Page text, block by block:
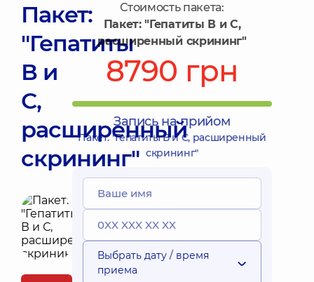
Пакет:
"Гепатиты
В и
С,
расширенный
скрининг"
Стоимость пакета:
Пакет: "Гепатиты В и С,
расширенный скрининг"
8790 грн
Запись на прийом
Пакет: "Гепатиты В и С, расширенный
скрининг"
Выбрать дату / время
приема